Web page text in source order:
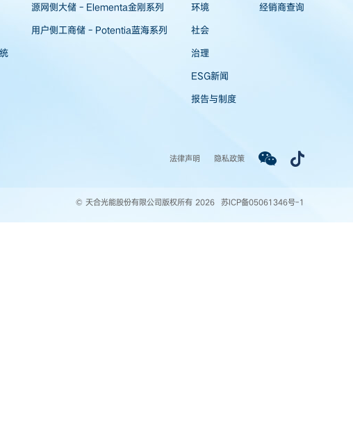
源网侧大储 - Elementa金刚系列
用户侧工商储 - Potentia蓝海系列
环境
社会
治理
ESG新闻
报告与制度
经销商查询
法律声明 隐私政策
© 天合光能股份有限公司版权所有 2026 苏ICP备05061346号-1